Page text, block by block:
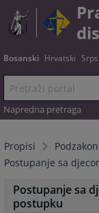
Bosanski Hrvatski
Napredna pretraga
Propisi
Postupanje sa
Postupanje sa
postupku